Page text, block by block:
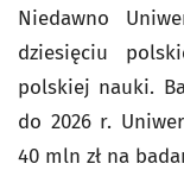
Niedawno
dziesięciu
polskiej nauki.
do 2026 r.
40 mln zł na